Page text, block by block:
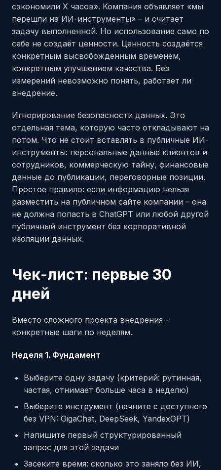
сэкономили X часов». Компания объявляет «мы
перешли на ИИ-инструменты» – и считает
задачу выполненной. Но использование само по
себе не создаёт ценности. Ценность создаётся
конкретным высвобожденным временем,
конкретным улучшением качества. Без
измерений невозможно понять, работает ли
внедрение.
Игнорирование безопасности данных. Это
отдельная тема, которую часто откладывают на
потом. Что не стоит вставлять в публичные ИИ-
инструменты: персональные данные клиентов и
сотрудников, коммерческую тайну, финансовые
данные до публикации, переговорные позиции.
Простое правило: если информацию нельзя
разместить на публичном сайте компании – она
не должна попасть в ChatGPT или любой другой
публичный инструмент без корпоративной
изоляции данных.
Чек-лист: первые 30
дней
Вместо сложного проекта внедрения –
конкретные шаги по неделям.
Неделя 1. Фундамент
Выберите одну задачу (критерий: рутинная,
частая, отнимает больше часа в неделю)
Выберите инструмент (начните с доступного
без VPN: GigaChat, DeepSeek, YandexGPT)
Напишите первый структурированный
запрос для этой задачи
Засеките время: сколько это заняло без ИИ,